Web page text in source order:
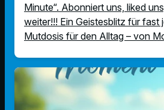
Minute“. Abonniert uns, liked
weiter!!! Ein Geistesblitz für fast
Mutdosis für den Alltag – von